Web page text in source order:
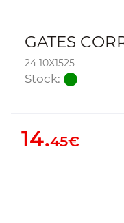
GATES
24 10X1525
Stock:
14.45€